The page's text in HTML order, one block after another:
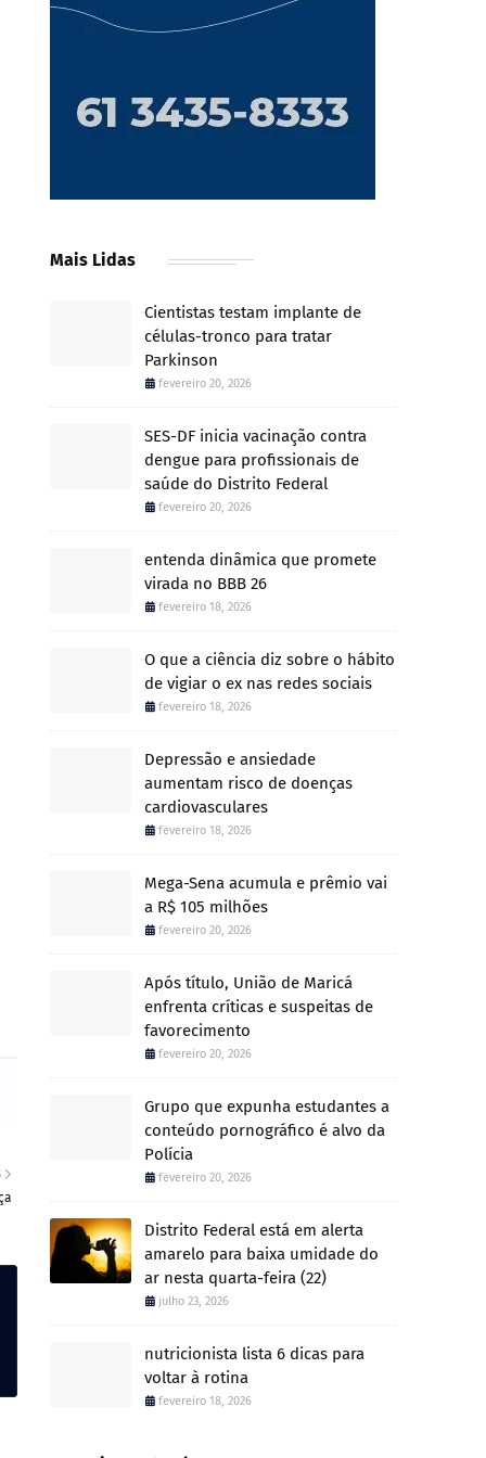
Mais Lidas
Cientistas testam implante de
células-tronco para tratar
Parkinson
fevereiro 20, 2026
SES-DF inicia vacinação contra
dengue para profissionais de
saúde do Distrito Federal
fevereiro 20, 2026
entenda dinâmica que promete
virada no BBB 26
fevereiro 18, 2026
O que a ciência diz sobre o hábito
de vigiar o ex nas redes sociais
fevereiro 18, 2026
Depressão e ansiedade
aumentam risco de doenças
cardiovasculares
fevereiro 18, 2026
Mega-Sena acumula e prêmio vai
a R$ 105 milhões
fevereiro 20, 2026
Após título, União de Maricá
enfrenta críticas e suspeitas de
favorecimento
fevereiro 20, 2026
Grupo que expunha estudantes a
conteúdo pornográfico é alvo da
Polícia
fevereiro 20, 2026
Distrito Federal está em alerta
amarelo para baixa umidade do
ar nesta quarta-feira (22)
julho 23, 2026
nutricionista lista 6 dicas para
voltar à rotina
fevereiro 18, 2026